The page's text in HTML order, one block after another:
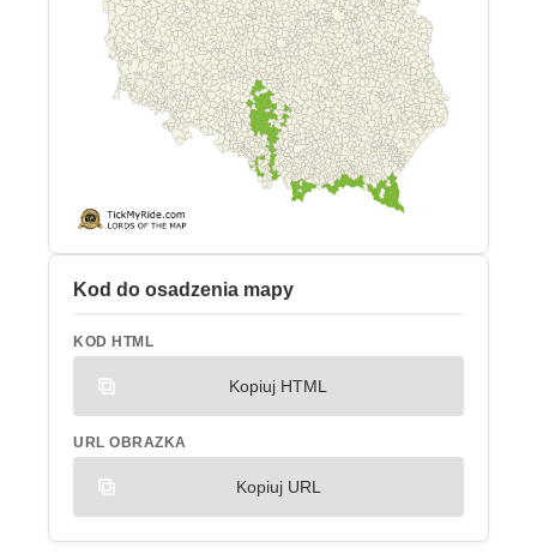
Kod do osadzenia mapy
KOD HTML
Kopiuj HTML
URL OBRAZKA
Kopiuj URL